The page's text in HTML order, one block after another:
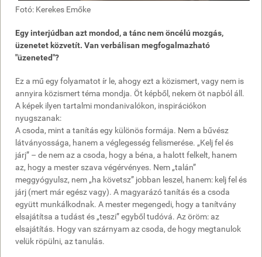
Fotó: Kerekes Emőke
Egy interjúdban azt mondod, a tánc nem öncélú mozgás,
üzenetet közvetít. Van verbálisan megfogalmazható
"üzeneted"?
Ez a mű egy folyamatot ír le, ahogy ezt a közismert, vagy nem is
annyira közismert téma mondja. Öt képből, nekem öt napból áll.
A képek ilyen tartalmi mondanivalókon, inspirációkon
nyugszanak:
A csoda, mint a tanítás egy különös formája. Nem a bűvész
látványossága, hanem a véglegesség felismerése. „Kelj fel és
járj” – de nem az a csoda, hogy a béna, a halott felkelt, hanem
az, hogy a mester szava végérvényes. Nem „talán”
meggyógyulsz, nem „ha követsz” jobban leszel, hanem: kelj fel és
járj (mert már egész vagy). A magyarázó tanítás és a csoda
együtt munkálkodnak. A mester megengedi, hogy a tanítvány
elsajátítsa a tudást és „teszi” egyből tudóvá. Az öröm: az
elsajátítás. Hogy van szárnyam az csoda, de hogy megtanulok
velük röpülni, az tanulás.